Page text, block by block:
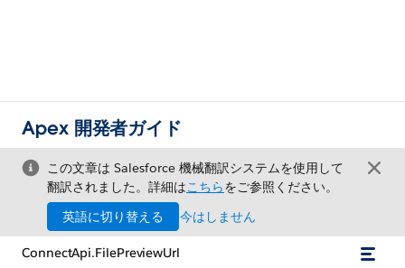
Apex 開発者ガイド
この文章は Salesforce 機械翻訳システムを使用して
翻訳されました。詳細はこちらをご参照ください。
英語に切り替える
今はしません
ConnectApi.FilePreviewUrl